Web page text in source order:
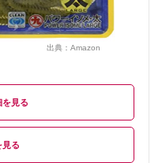
出典： Amazon